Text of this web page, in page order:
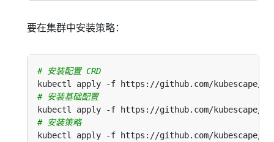
要在集群中安装策略：
# 安装配置 CRD
# 安装基础配置
# 安装策略